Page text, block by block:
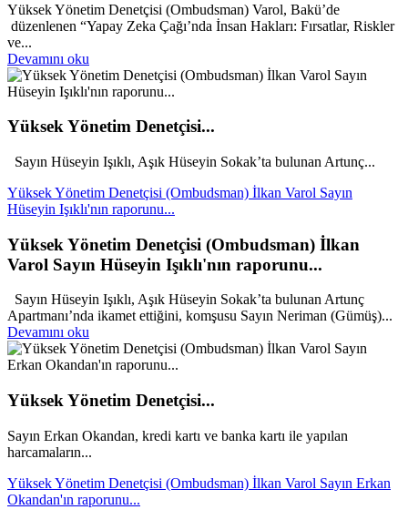
Yüksek Yönetim Denetçisi (Ombudsman) Varol, Bakü’de
düzenlenen “Yapay Zeka Çağı’nda İnsan Hakları: Fırsatlar, Riskler
ve...
Devamını oku
Yüksek Yönetim Denetçisi...
Sayın Hüseyin Işıklı, Aşık Hüseyin Sokak’ta bulunan Artunç...
Yüksek Yönetim Denetçisi (Ombudsman) İlkan Varol Sayın
Hüseyin Işıklı'nın raporunu...
Yüksek Yönetim Denetçisi (Ombudsman) İlkan
Varol Sayın Hüseyin Işıklı'nın raporunu...
Sayın Hüseyin Işıklı, Aşık Hüseyin Sokak’ta bulunan Artunç
Apartmanı’nda ikamet ettiğini, komşusu Sayın Neriman (Gümüş)...
Devamını oku
Yüksek Yönetim Denetçisi...
Sayın Erkan Okandan, kredi kartı ve banka kartı ile yapılan
harcamaların...
Yüksek Yönetim Denetçisi (Ombudsman) İlkan Varol Sayın Erkan
Okandan'ın raporunu...